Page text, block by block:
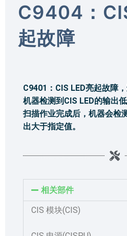
C9404：
起故障
C9401：CIS LED亮起故障
机器检测到CIS LED的输出
扫描作业完成后，机器会检
出大于指定值。
相关部件
CIS 模块(CIS)